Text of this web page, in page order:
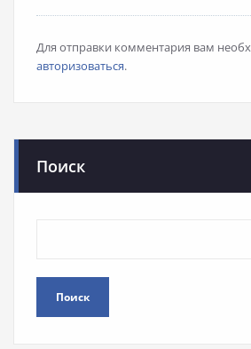
Для отправки комментария вам
авторизоваться.
Поиск
Поиск